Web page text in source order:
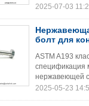
2025-07-03
болт для
ASTM A193
спецификация
нержавеющей
2025-05-23